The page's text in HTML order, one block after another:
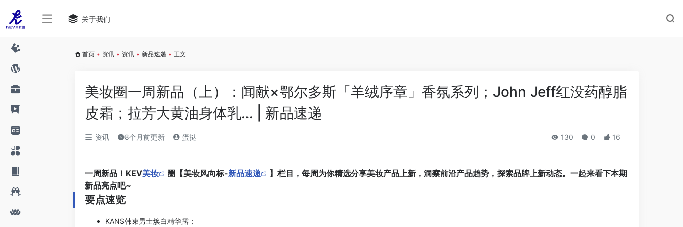
关于我们
首页 • 资讯 • 资讯 • 新品速递 • 正文
美妆圈一周新品（上）：闻献×鄂尔多斯「羊绒序章」香氛系列；John Jeff红没药醇脂
皮霜；拉芳大黄油身体乳… | 新品速递
资讯 8个月前更新 蛋挞 130 0 16
一周新品！KEV美妆 圈【美妆风向标-新品速递
】栏目，每周为你精选分享美妆产品上新，洞察前沿产品趋势，探索品牌上新动态。一起来看下本期
新品亮点吧~
要点速览
KANS韩束男士焕白精华露；